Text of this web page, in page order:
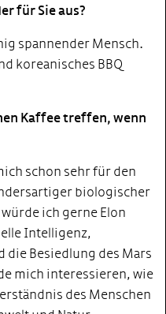
für Sie aus?
spannender Mensch.
koreanisches BBQ
Kaffee treffen, wenn
schon sehr für den
biologischer
ich gerne Elon
Intelligenz,
die Besiedlung des Mars
mich interessieren, wie
des Menschen